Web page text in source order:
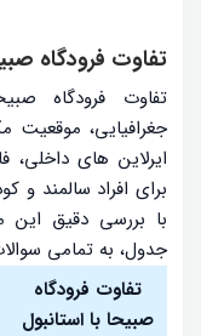
تفاوت فرودگاه
تفاوت فرودگاه
جغرافیایی، موقعیت
ایرلاین های
برای افراد سالمند و
با بررسی دقیق
جدول، به تمامی
تفاوت فرودگاه
صبیحا با استانبول